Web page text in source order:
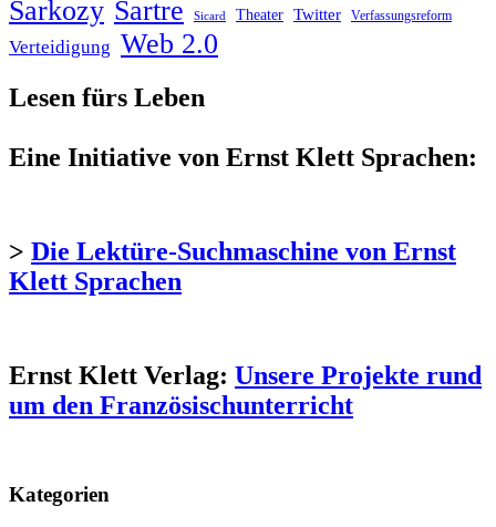
Sarkozy Sartre Sicard Theater Twitter Verfassungsreform
Verteidigung Web 2.0
Lesen fürs Leben
Eine Initiative von Ernst Klett Sprachen:
> Die Lektüre-Suchmaschine von Ernst
Klett Sprachen
Ernst Klett Verlag: Unsere Projekte rund
um den Französischunterricht
Kategorien